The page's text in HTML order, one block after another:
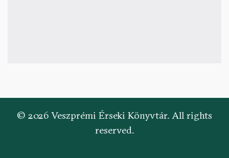
© 2026 Veszprémi Érseki Könyvtár. All rights
reserved.